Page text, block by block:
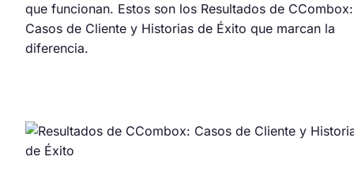
que funcionan. Estos son los Resultados de CCombox:
Casos de Cliente y Historias de Éxito que marcan la
diferencia.